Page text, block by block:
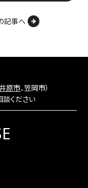
記事へ
原市、笠岡市）
ください